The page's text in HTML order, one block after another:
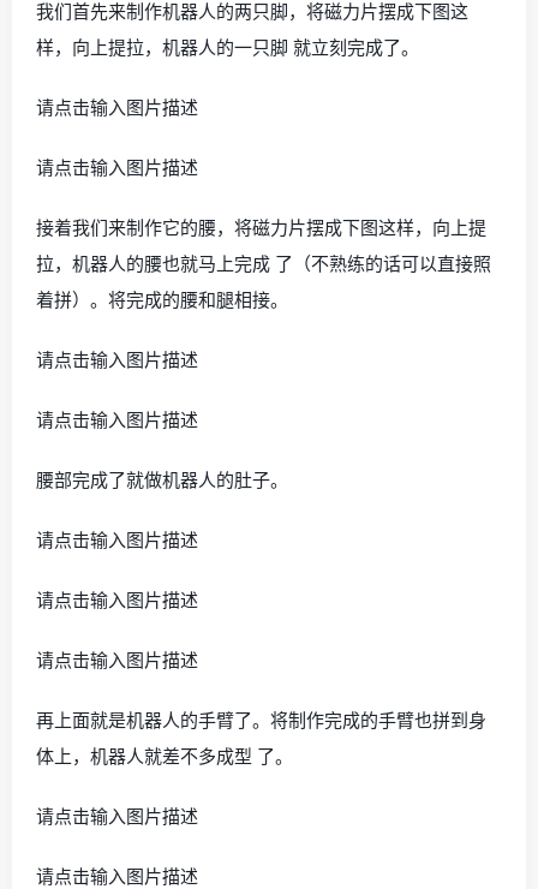
我们首先来制作机器人的两只脚，将磁力片摆成下图这
样，向上提拉，机器人的一只脚 就立刻完成了。
请点击输入图片描述
请点击输入图片描述
接着我们来制作它的腰，将磁力片摆成下图这样，向上提
拉，机器人的腰也就马上完成 了（不熟练的话可以直接照
着拼）。将完成的腰和腿相接。
请点击输入图片描述
请点击输入图片描述
腰部完成了就做机器人的肚子。
请点击输入图片描述
请点击输入图片描述
请点击输入图片描述
再上面就是机器人的手臂了。将制作完成的手臂也拼到身
体上，机器人就差不多成型 了。
请点击输入图片描述
请点击输入图片描述